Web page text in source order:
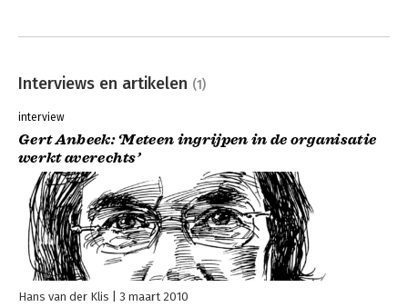
Interviews en artikelen (1)
interview
Gert Anbeek: ‘Meteen ingrijpen in de organisatie
werkt averechts’
Hans van der Klis 3 maart 2010